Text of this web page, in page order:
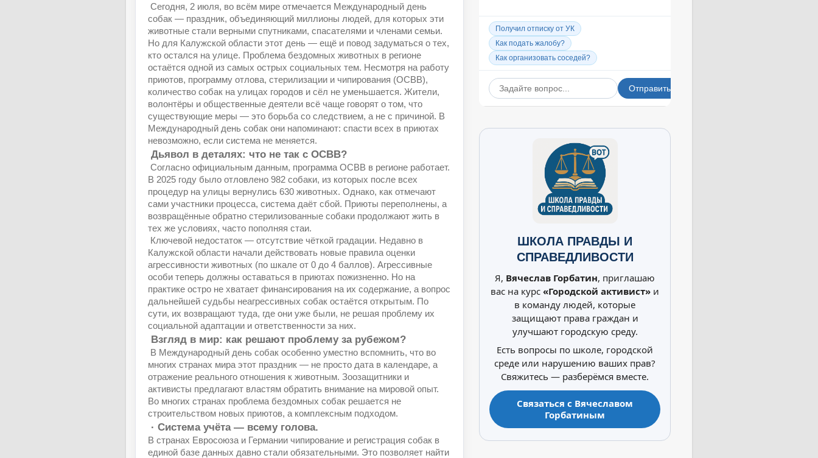
Сегодня, 2 июля, во всём мире отмечается Международный день
собак — праздник, объединяющий миллионы людей, для которых эти
животные стали верными спутниками, спасателями и членами семьи.
Но для Калужской области этот день — ещё и повод задуматься о тех,
кто остался на улице. Проблема бездомных животных в регионе
остаётся одной из самых острых социальных тем. Несмотря на работу
приютов, программу отлова, стерилизации и чипирования (ОСВВ),
количество собак на улицах городов и сёл не уменьшается. Жители,
волонтёры и общественные деятели всё чаще говорят о том, что
существующие меры — это борьба со следствием, а не с причиной. В
Международный день собак они напоминают: спасти всех в приютах
невозможно, если система не меняется.
Дьявол в деталях: что не так с ОСВВ?
Согласно официальным данным, программа ОСВВ в регионе работает.
В 2025 году было отловлено 982 собаки, из которых после всех
процедур на улицы вернулись 630 животных. Однако, как отмечают
сами участники процесса, система даёт сбой. Приюты переполнены, а
возвращённые обратно стерилизованные собаки продолжают жить в
тех же условиях, часто пополняя стаи.
Ключевой недостаток — отсутствие чёткой градации. Недавно в
Калужской области начали действовать новые правила оценки
агрессивности животных (по шкале от 0 до 4 баллов). Агрессивные
особи теперь должны оставаться в приютах пожизненно. Но на
практике остро не хватает финансирования на их содержание, а вопрос
дальнейшей судьбы неагрессивных собак остаётся открытым. По
сути, их возвращают туда, где они уже были, не решая проблему их
социальной адаптации и ответственности за них.
Взгляд в мир: как решают проблему за рубежом?
В Международный день собак особенно уместно вспомнить, что во
многих странах мира этот праздник — не просто дата в календаре, а
отражение реального отношения к животным. Зоозащитники и
активисты предлагают властям обратить внимание на мировой опыт.
Во многих странах проблема бездомных собак решается не
строительством новых приютов, а комплексным подходом.
· Система учёта — всему голова.
В странах Евросоюза и Германии чипирование и регистрация собак в
единой базе данных давно стали обязательными. Это позволяет найти
ШКОЛА ПРАВДЫ И
СПРАВЕДЛИВОСТИ
Я, Вячеслав Горбатин, приглашаю
вас на курс «Городской активист» и
в команду людей, которые
защищают права граждан и
улучшают городскую среду.
Есть вопросы по школе, городской
среде или нарушению ваших прав?
Свяжитесь — разберёмся вместе.
Связаться с Вячеславом
Горбатиным